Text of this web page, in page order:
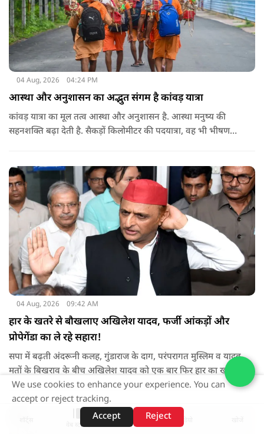
04 Aug, 2026 04:24 PM
आस्था और अनुशासन का अद्भुत संगम है कांवड़ यात्रा
कांवड़ यात्रा का मूल तत्व आस्था और अनुशासन है. आस्था मनुष्य की
सहनशक्ति बढ़ा देती है. सैकड़ों किलोमीटर की पदयात्रा, वह भी भीषण
पार करता जाता है. शिव भक्त को अपने शरीर की सीमाओं का नए सिरे से
साक्षात्कार होता है.
04 Aug, 2026 09:42 AM
हार के खतरे से बौखलाए अखिलेश यादव, फर्जी आंकड़ों और
प्रोपेगेंडा का ले रहे सहारा!
सपा में बढ़ती अंदरूनी कलह, गुंडाराज के दाग, परंपरागत मुस्लिम व यादव
मतों के बिखराव के बीच अखिलेश यादव को एक बार फिर हार का खतरा
दिखाई देने लगा है. योगी सरकार के विकास के आंकड़ों को चुनौती न दे
पाने की बेबसी उनसे वह भी करवा रही है, जो एक राजनेता को नहीं करना
चाहिए- फर्जी आंकड़ों और गलत जानकारी का प्रसार.
वेब स्टोरीज़
We use cookies to enhance your experience. You can
accept or reject tracking.
Accept
Reject